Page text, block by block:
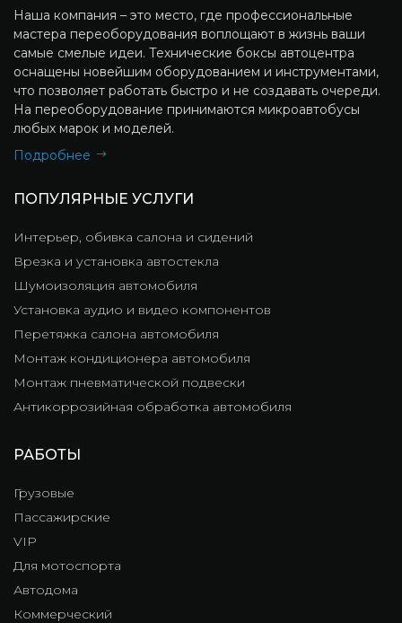
Наша компания – это место, где профессиональные
мастера переоборудования воплощают в жизнь ваши
самые смелые идеи. Технические боксы автоцентра
оснащены новейшим оборудованием и инструментами,
что позволяет работать быстро и не создавать очереди.
На переоборудование принимаются микроавтобусы
любых марок и моделей.
Подробнее
ПОПУЛЯРНЫЕ УСЛУГИ
Интерьер, обивка салона и сидений
Врезка и установка автостекла
Шумоизоляция автомобиля
Установка аудио и видео компонентов
Перетяжка салона автомобиля
Монтаж кондиционера автомобиля
Монтаж пневматической подвески
Антикоррозийная обработка автомобиля
РАБОТЫ
Грузовые
Пассажирские
VIP
Для мотоспорта
Автодома
Коммерческий